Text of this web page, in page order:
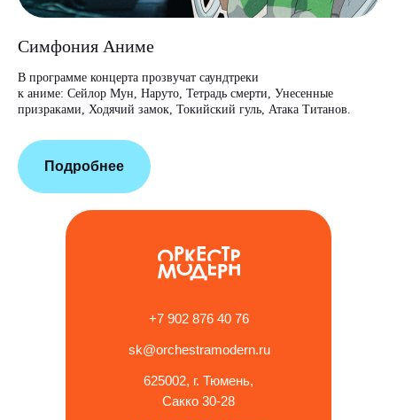
Симфония Аниме
В программе концерта прозвучат саундтреки
к аниме: Сейлор Мун, Наруто, Тетрадь смерти, Унесенные
призраками, Ходячий замок, Токийский гуль, Атака Титанов.
Подробнее
sk@orchestramodern.ru
+7 902 876 40 76
625002, г. Тюмень,
Сакко 30-28